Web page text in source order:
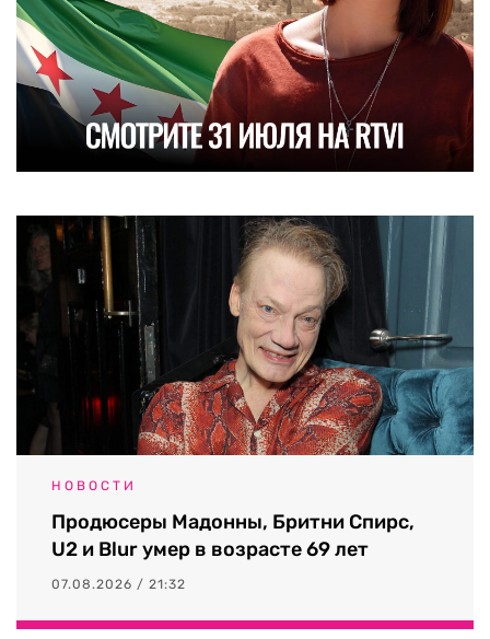
НОВОСТИ
Продюсеры Мадонны, Бритни Спирс,
U2 и Blur умер в возрасте 69 лет
07.08.2026 / 21:32